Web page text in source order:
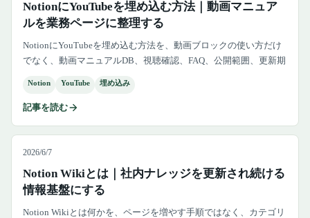
NotionにYouTubeを埋め込む方法｜動画マニュア
ルを業務ページに整理する
NotionにYouTubeを埋め込む方法を、動画ブロックの使い方だけ
でなく、動画マニュアルDB、視聴確認、FAQ、公開範囲、更新期
Notion YouTube 埋め込み
記事を読む
2026/6/7
Notion Wikiとは｜社内ナレッジを更新され続ける
情報基盤にする
Notion Wikiとは何かを、ページを増やす手順ではなく、カテゴリ